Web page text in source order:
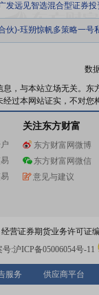
发远见智选混合型证券投
伙)-珏朔惊帆多策略一号
数
，与本站立场无关。
过本网站证实，不对您
关注东方财富
东方财富网微博
东方财富网微信
意见与建议
营证券期货业务许可证
号:沪ICP备05006054号-11
服务 供应商平台